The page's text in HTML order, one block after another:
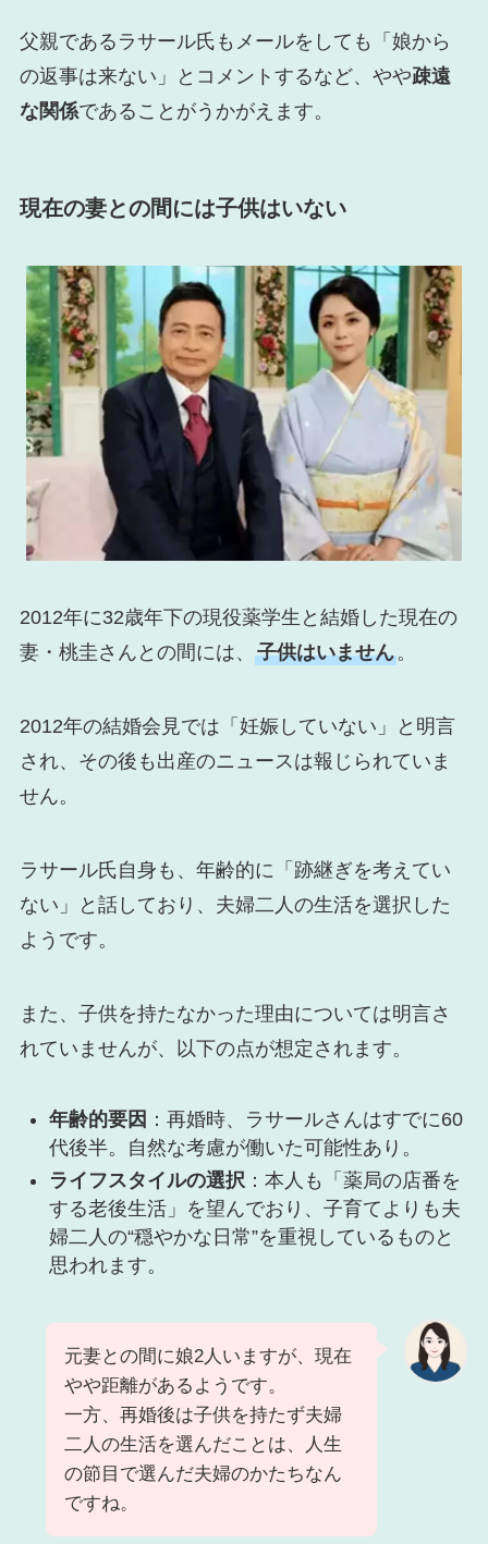
父親であるラサール氏もメールをしても「娘から
の返事は来ない」とコメントするなど、やや疎遠
な関係であることがうかがえます。
現在の妻との間には子供はいない
2012年に32歳年下の現役薬学生と結婚した現在の
妻・桃圭さんとの間には、 子供はいません。
2012年の結婚会見では「妊娠していない」と明言
され、その後も出産のニュースは報じられていま
せん。
ラサール氏自身も、年齢的に「跡継ぎを考えてい
ない」と話しており、夫婦二人の生活を選択した
ようです。
また、子供を持たなかった理由については明言さ
れていませんが、以下の点が想定されます。
年齢的要因 ：再婚時、ラサールさんはすでに60
代後半。自然な考慮が働いた可能性あり。
ライフスタイルの選択：本人も「薬局の店番を
する老後生活」を望んでおり、子育てよりも夫
婦二人の“穏やかな日常”を重視しているものと
思われます。
元妻との間に娘2人いますが、現在
やや距離があるようです。
一方、再婚後は子供を持たず夫婦
二人の生活を選んだことは、人生
の節目で選んだ夫婦のかたちなん
ですね。